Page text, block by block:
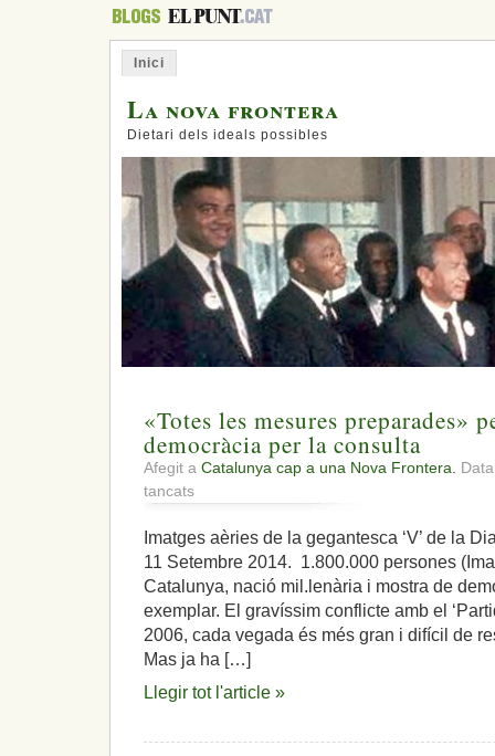
Inici
La nova frontera
Dietari dels ideals possibles
«Totes les mesures preparades»
democràcia per la consulta
Afegit a Catalunya cap a una Nova Frontera.
tancats
«Totes
mesures
preparades»
per
impedir;
tota
la
democràcia
la
Imatges aèries de la gegantesca ‘V’ de la
11 Setembre 2014. 1.800.000 persones
Catalunya, nació mil.lenària i mostra de
exemplar. El gravíssim conflicte amb el
2006, cada vegada és més gran i difícil de
Mas ja ha […]
Llegir tot l'article »